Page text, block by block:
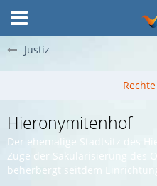
Justiz
Hieronymitenhof
Der ehemalige Stadtsitz des
Zuge der Säkularisierung des
beherbergt seitdem